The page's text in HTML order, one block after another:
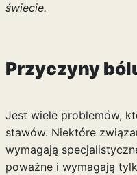
świecie.
Przyczyny
Jest wiele problemów,
stawów. Niektóre
wymagają
poważne i wymagają